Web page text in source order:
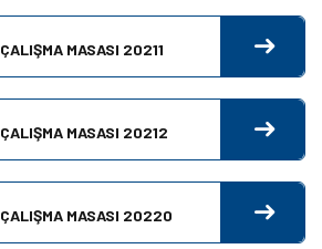
ÇALIŞMA MASASI 20211
ÇALIŞMA MASASI 20212
ÇALIŞMA MASASI 20220